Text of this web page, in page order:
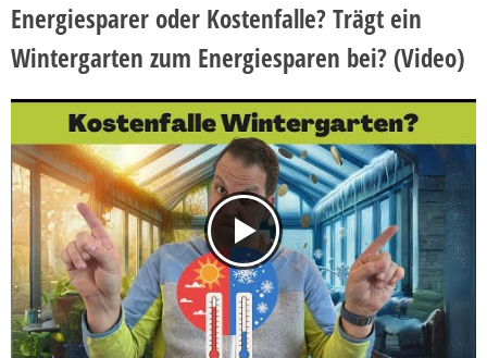
Energiesparer oder Kostenfalle? Trägt ein
Wintergarten zum Energiesparen bei?(Video)